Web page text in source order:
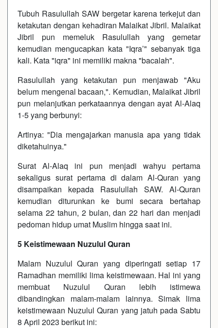
Tubuh Rasulullah SAW bergetar karena terkejut dan
ketakutan dengan kehadiran Malaikat Jibril. Malaikat
Jibril pun memeluk Rasulullah yang gemetar
kemudian mengucapkan kata "Iqra’" sebanyak tiga
kali. Kata "iqra" ini memiliki makna "bacalah".
Rasulullah yang ketakutan pun menjawab "Aku
belum mengenal bacaan,". Kemudian, Malaikat Jibril
pun melanjutkan perkataannya dengan ayat Al-Alaq
1-5 yang berbunyi:
Artinya: "Dia mengajarkan manusia apa yang tidak
diketahuinya."
Surat Al-Alaq ini pun menjadi wahyu pertama
sekaligus surat pertama di dalam Al-Quran yang
disampaikan kepada Rasulullah SAW. Al-Quran
kemudian diturunkan ke bumi secara bertahap
selama 22 tahun, 2 bulan, dan 22 hari dan menjadi
pedoman hidup umat Muslim hingga saat ini.
5 Keistimewaan Nuzulul Quran
Malam Nuzulul Quran yang diperingati setiap 17
Ramadhan memiliki lima keistimewaan. Hal ini yang
membuat Nuzulul Quran lebih istimewa
dibandingkan malam-malam lainnya. Simak lima
keistimewaan Nuzulul Quran yang jatuh pada Sabtu
8 April 2023 berikut ini: